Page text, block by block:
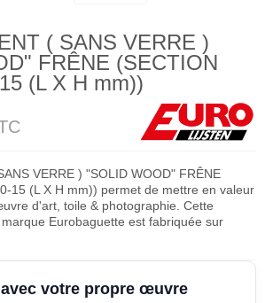
( SANS VERRE )
FRÊNE (SECTION
(L X H mm))
VERRE ) "SOLID WOOD" FRÊNE
15 (L X H mm)) permet de mettre en valeur
d'art, toile & photographie. Cette
Eurobaguette est fabriquée sur
votre propre œuvre